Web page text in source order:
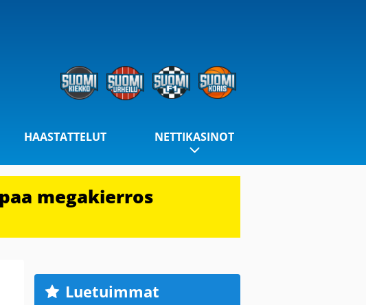
HAASTATTELUT NETTIKASINOT
megakierros
Luetuimmat